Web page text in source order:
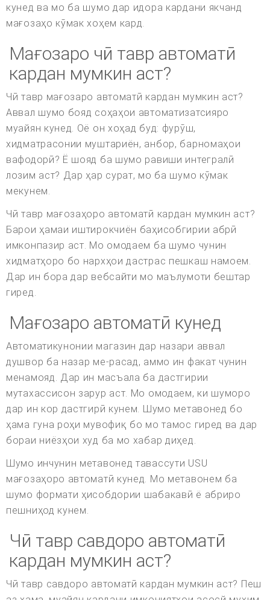
кунед ва мо ба шумо дар идора кардани якчанд
мағозаҳо кӯмак хоҳем кард.
Мағозаро чӣ тавр автоматӣ
кардан мумкин аст?
Чӣ тавр мағозаро автоматӣ кардан мумкин аст?
Аввал шумо бояд соҳаҳои автоматизатсияро
муайян кунед. Оё он хоҳад буд: фурӯш,
хидматрасонии муштариён, анбор, барномаҳои
вафодорӣ? Ё шояд ба шумо равиши интегралӣ
лозим аст? Дар ҳар сурат, мо ба шумо кӯмак
мекунем.
Чӣ тавр мағозаҳоро автоматӣ кардан мумкин аст?
Барои ҳамаи иштирокчиён баҳисобгирии абрӣ
имконпазир аст. Мо омодаем ба шумо чунин
хидматҳоро бо нархҳои дастрас пешкаш намоем.
Дар ин бора дар вебсайти мо маълумоти бештар
гиред.
Мағозаро автоматӣ кунед
Автоматикунонии магазин дар назари аввал
душвор ба назар ме-расад, аммо ин факат чунин
менамояд. Дар ин масъала ба дастгирии
мутахассисон зарур аст. Мо омодаем, ки шуморо
дар ин кор дастгирӣ кунем. Шумо метавонед бо
ҳама гуна роҳи мувофиқ бо мо тамос гиред ва дар
бораи ниёзҳои худ ба мо хабар диҳед.
Шумо инчунин метавонед тавассути USU
мағозаҳоро автоматӣ кунед. Мо метавонем ба
шумо формати ҳисобдории шабакавӣ ё абриро
пешниҳод кунем.
Чӣ тавр савдоро автоматӣ
кардан мумкин аст?
Чӣ тавр савдоро автоматӣ кардан мумкин аст? Пеш